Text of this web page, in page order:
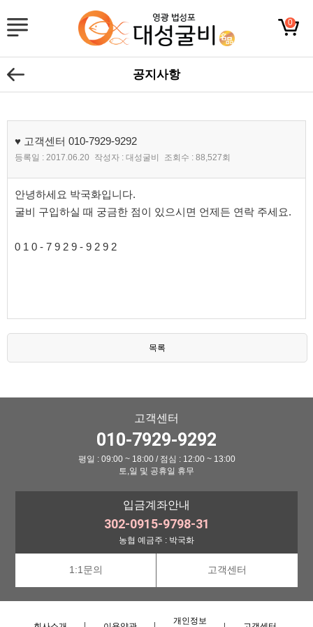
0
공지사항
♥ 고객센터 010-7929-9292
등록일 : 2017.06.20 작성자 : 대성굴비 조회수 : 88,527회
안녕하세요 박국화입니다.
굴비 구입하실 때 궁금한 점이 있으시면 언제든 연락 주세요.
0 1 0 - 7 9 2 9 - 9 2 9 2
목록
고객센터
010-7929-9292
평일 : 09:00 ~ 18:00 / 점심 : 12:00 ~ 13:00
토,일 및 공휴일 휴무
입금계좌안내
302-0915-9798-31
농협 예금주 : 박국화
1:1문의 고객센터
개인정보